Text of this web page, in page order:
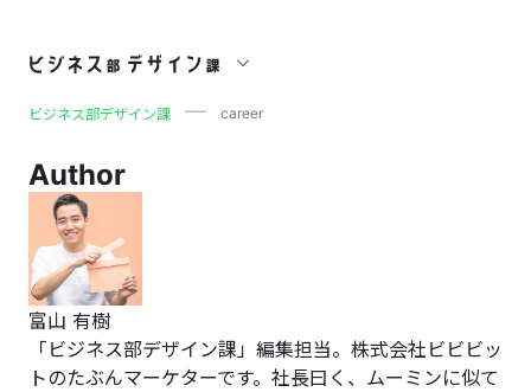
career
ビジネス部デザイン課 career
Author
富山 有樹
「ビジネス部デザイン課」編集担当。株式会社ビビビッ
トのたぶんマーケターです。社長曰く、ムーミンに似て